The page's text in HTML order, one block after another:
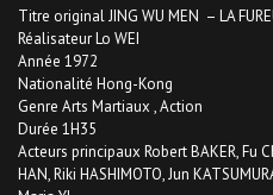
Titre original JING WU MEN – LA
Réalisateur Lo WEI
Année 1972
Nationalité Hong-Kong
Genre Arts Martiaux , Action
Durée 1H35
Acteurs principaux Robert BAKER, Fu
HAN, Riki HASHIMOTO, Jun